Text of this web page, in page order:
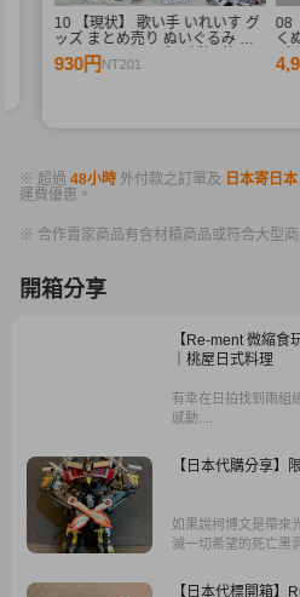
10 【現状】 歌い手 いれいす グ
ッズ まとめ売り ぬいぐるみ バ
ッジ・キーホルダー 紙類 他
930円 NT201
08
く
ぽ
ッ
※ 超過 48小時 外付款之訂單及 日本寄日本
運費優惠。
※ 合作賣家商品有含材積商品或符合大型
開箱分享
【Re-ment 微縮食
｜桃屋日式料理
有幸在日拍找到兩組
感動....
【日本代購分享】
如果說柯博文是帶來
滅一切希望的死亡黑
【日本代標開箱】